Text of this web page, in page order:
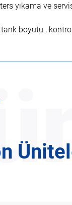
yıkama ve
boyutu ,